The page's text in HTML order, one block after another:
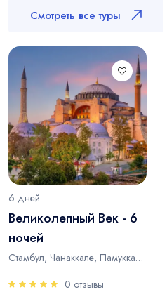
Смотреть все туры
6 дней
Великолепный Век - 6
ночей
Стамбул, Чанаккале, Памуккале, Анталья
0 отзывы